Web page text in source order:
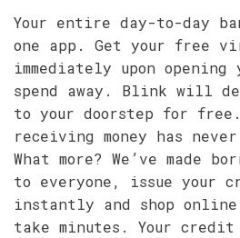
Your entire day-to-day
one app. Get your free
immediately upon opening
spend away. Blink will
to your doorstep for free.
receiving money has
What more? We’ve made
to everyone, issue your
instantly and shop
take minutes. Your